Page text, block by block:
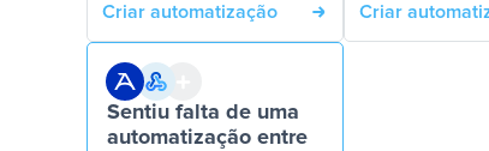
Criar automatização Criar
Sentiu falta de uma
automatização entre